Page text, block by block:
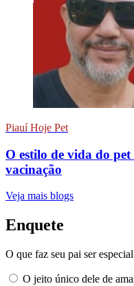
Piauí Hoje Pet
O estilo de vida do
vacinação
Veja mais blogs
Enquete
O que faz seu pai ser
O jeito único dele de